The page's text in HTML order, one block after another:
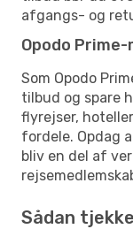
afgangs- og
Opodo
Som Opodo
tilbud og spare
flyrejser,
fordele. Opdag
bliv en del af
Sådan